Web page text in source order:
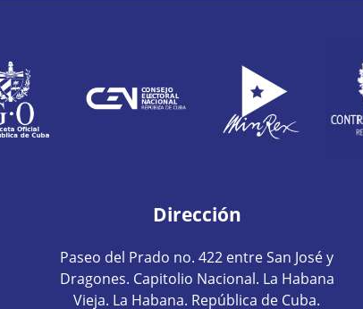
Dirección
Paseo del Prado no. 422 entre San José y
Dragones. Capitolio Nacional. La Habana
Vieja. La Habana. República de Cuba.